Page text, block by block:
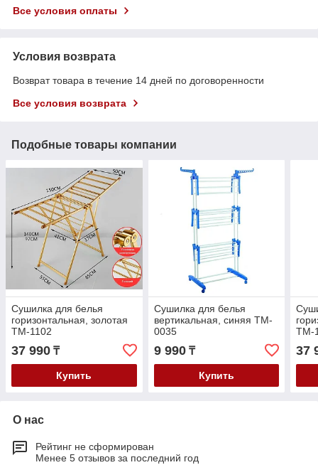
Все условия оплаты
Условия возврата
Возврат товара в течение 14 дней по договоренности
Все условия возврата
Подобные товары компании
Сушилка для белья
горизонтальная, золотая
TM-1102
37 990 ₸
Купить
Сушилка для белья
вертикальная, синяя TM-
0035
9 990₸
Купить
TM-
37
О нас
Рейтинг не сформирован
Менее 5 отзывов за последний год